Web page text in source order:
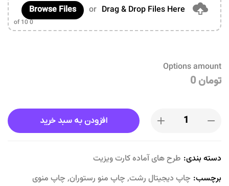
Drag & Drop Files Here
or
Browse Files
0
of 10
Options amount
تومان 0
افزودن به سبد خرید
دسته بندی: طرح های آماده کارت ویزیت
برچسب: چاپ دیجیتال رشت,چاپ منو رستوران,چاپ منوی